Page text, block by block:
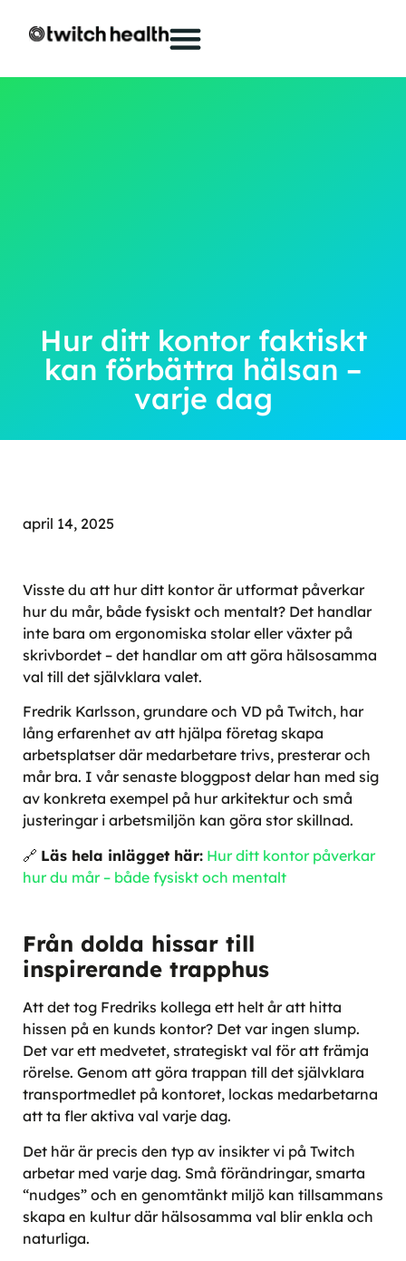
Hur ditt kontor faktiskt
kan förbättra hälsan –
varje dag
april 14, 2025
Visste du att hur ditt kontor är utformat påverkar
hur du mår, både fysiskt och mentalt? Det handlar
inte bara om ergonomiska stolar eller växter på
skrivbordet – det handlar om att göra hälsosamma
val till det självklara valet.
Fredrik Karlsson, grundare och VD på Twitch, har
lång erfarenhet av att hjälpa företag skapa
arbetsplatser där medarbetare trivs, presterar och
mår bra. I vår senaste bloggpost delar han med sig
av konkreta exempel på hur arkitektur och små
justeringar i arbetsmiljön kan göra stor skillnad.
🔗 Läs hela inlägget här: Hur ditt kontor påverkar
hur du mår – både fysiskt och mentalt
Från dolda hissar till
inspirerande trapphus
Att det tog Fredriks kollega ett helt år att hitta
hissen på en kunds kontor? Det var ingen slump.
Det var ett medvetet, strategiskt val för att främja
rörelse. Genom att göra trappan till det självklara
transportmedlet på kontoret, lockas medarbetarna
att ta fler aktiva val varje dag.
Det här är precis den typ av insikter vi på Twitch
arbetar med varje dag. Små förändringar, smarta
“nudges” och en genomtänkt miljö kan tillsammans
skapa en kultur där hälsosamma val blir enkla och
naturliga.